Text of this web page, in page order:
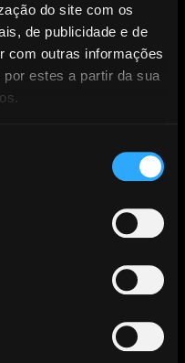
do site com os
de publicidade e de
com outras informações
estes a partir da sua
para ver